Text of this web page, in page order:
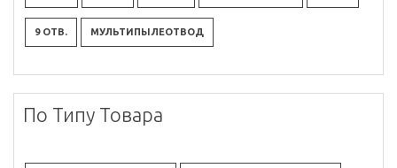
9 ОТВ. МУЛЬТИПЫЛЕОТВОД
По Типу Товара